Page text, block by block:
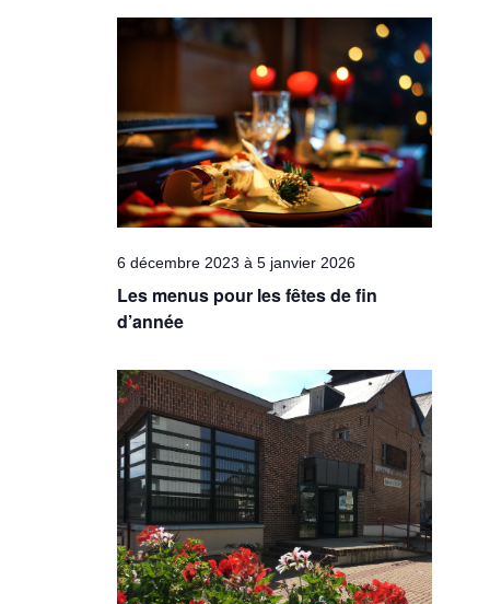
de
vues
6 décembre 2023 à5 janvier 2026
Les menus pour les fêtes de fin
d’année